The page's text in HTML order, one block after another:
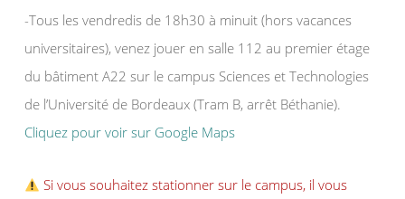
-Tous les vendredis de 18h30 à minuit (hors vacances
universitaires), venez jouer en salle 112 au premier étage
du bâtiment A22 sur le campus Sciences et Technologies
de l’Université de Bordeaux (Tram B, arrêt Béthanie).
Cliquez pour voir sur Google Maps
Si vous souhaitez stationner sur le campus, il vous